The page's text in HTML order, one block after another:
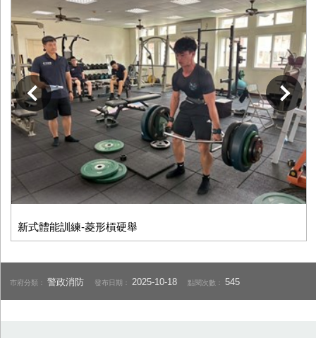
新式體能訓練-菱形槓硬舉
下一張
市府分類：警政消防 發布日期： 2025-10-18 點閱次數：545